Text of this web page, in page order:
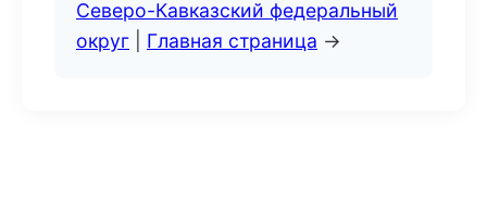
Северо-Кавказский федеральный
округ
Главная страница →